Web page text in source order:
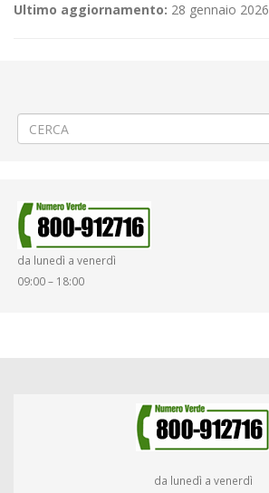
Ultimo aggiornamento: 28 gennaio 2026
da lunedì a venerdì
09:00 – 18:00
da lunedì a venerdì